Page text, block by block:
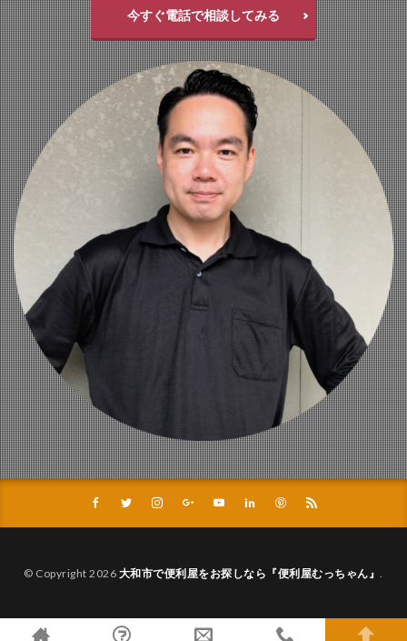
今すぐ電話で相談してみる
© Copyright 2026 大和市で便利屋をお探しなら『便利屋むっちゃん』